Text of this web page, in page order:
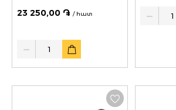
23 250,00 ֏ / հատ
Quantity